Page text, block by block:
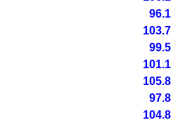
96.1
103.7
99.5
101.1
105.8
97.8
104.8